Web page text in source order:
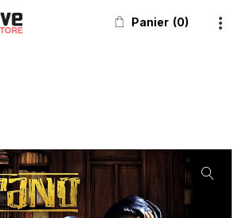
Panier 0